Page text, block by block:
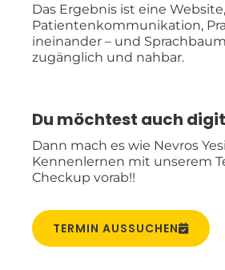
Das Ergebnis ist eine
Patientenkommunikation,
ineinander – und
zugänglich und nahbar.
Du möchtest auch
Dann mach es wie Nevros
Kennenlernen mit unserem
Checkup vorab!!
TERMIN AUSSUCHEN